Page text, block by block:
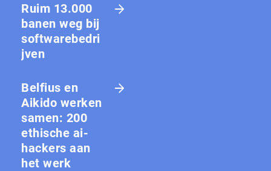
Ruim 13.000
banen weg bij
softwarebedri
jven
Belfius en
Aikido werken
samen: 200
ethische ai-
hackers aan
het werk